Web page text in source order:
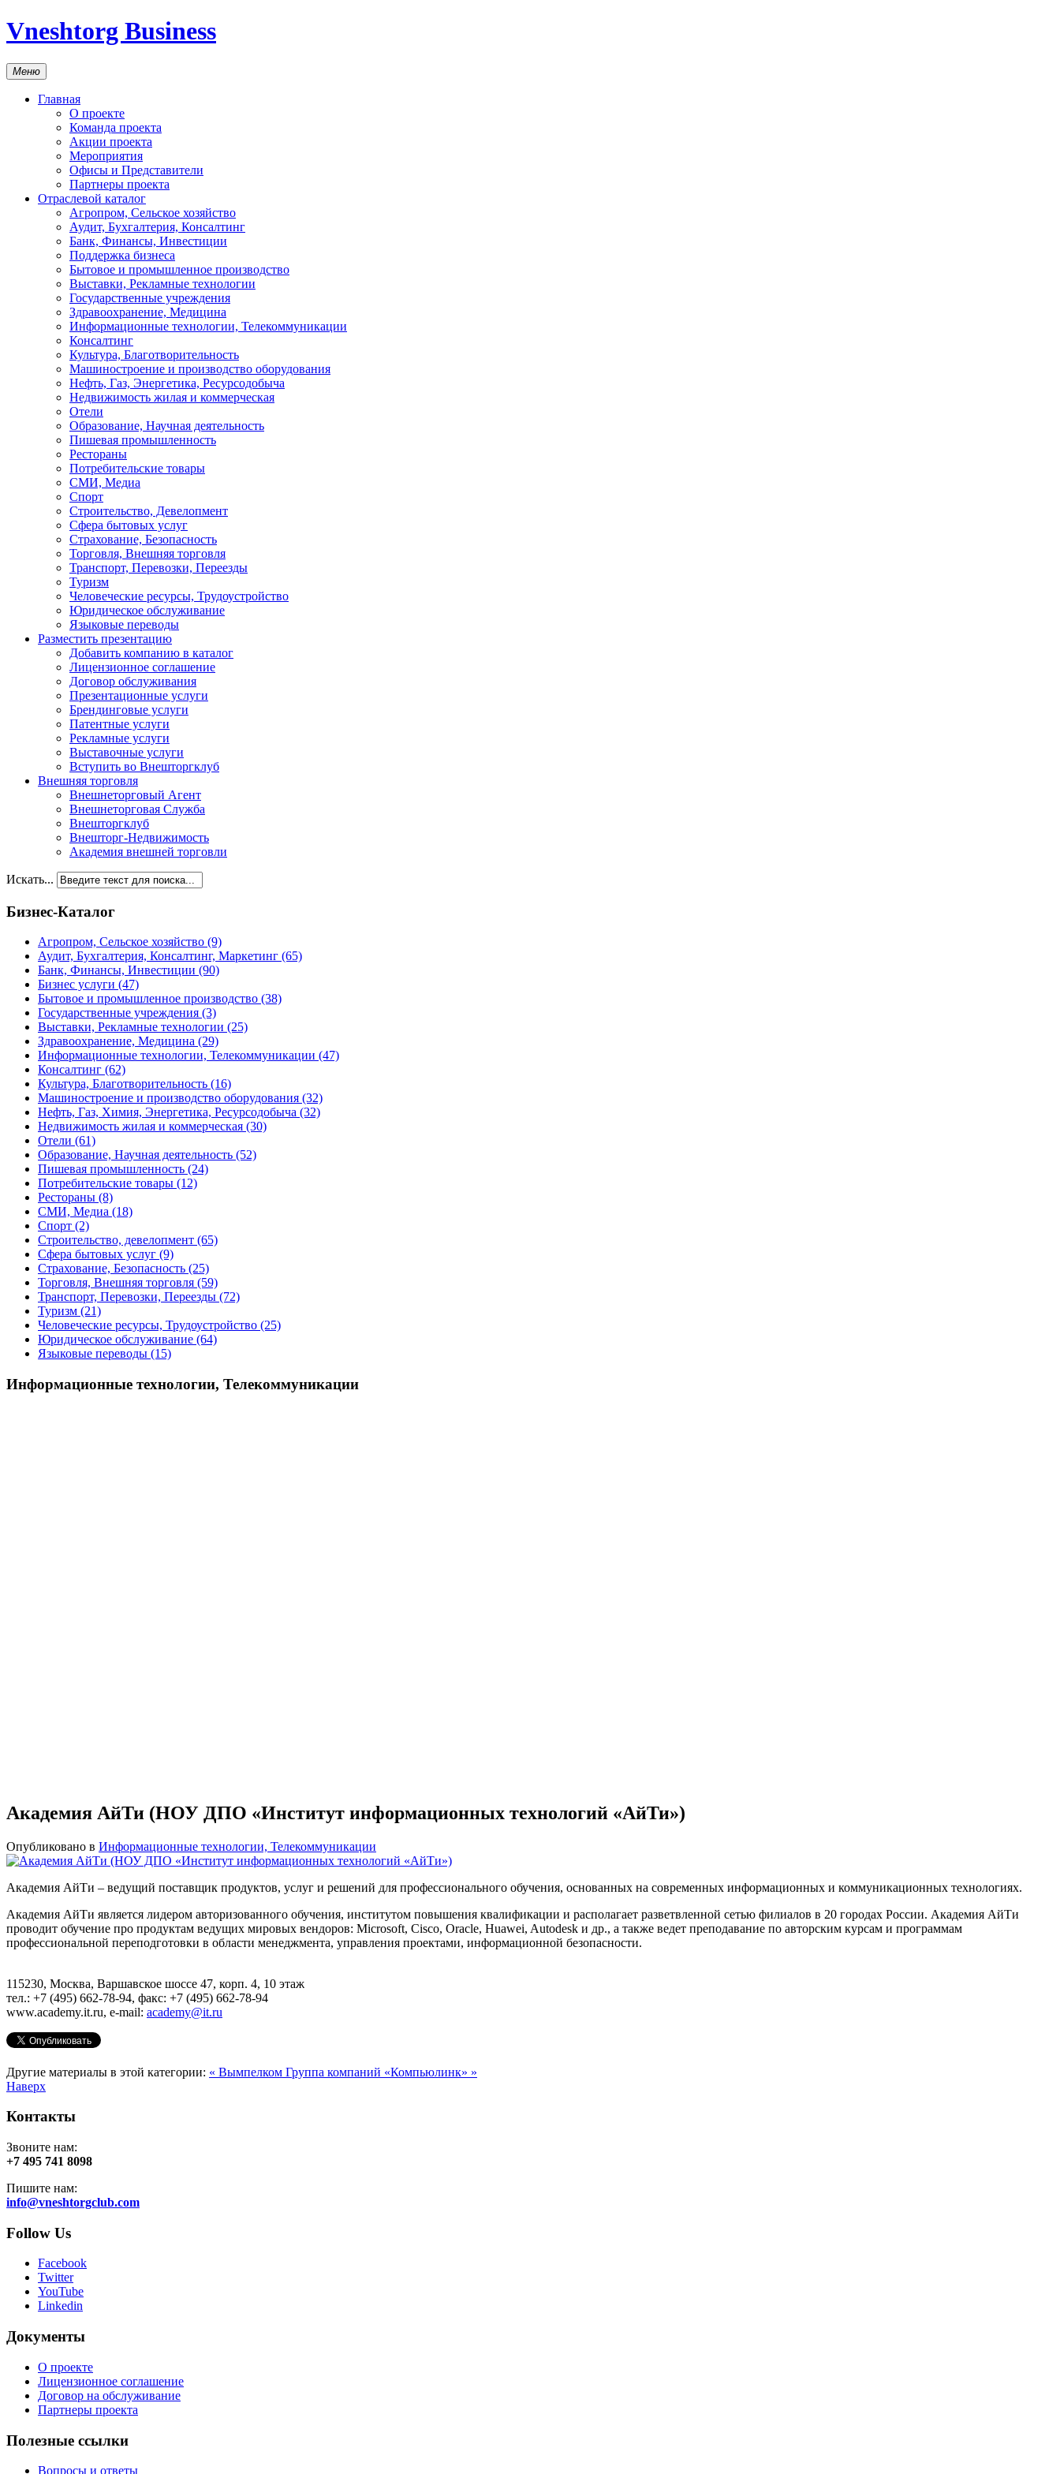
Vneshtorg Business
Меню
Главная
О проекте
Команда проекта
Акции проекта
Мероприятия
Офисы и Представители
Партнеры проекта
Отраслевой каталог
Агропром, Сельское хозяйство
Аудит, Бухгалтерия, Консалтинг
Банк, Финансы, Инвестиции
Поддержка бизнеса
Бытовое и промышленное производство
Выставки, Рекламные технологии
Государственные учреждения
Здравоохранение, Медицина
Информационные технологии, Телекоммуникации
Консалтинг
Культура, Благотворительность
Машиностроение и производство оборудования
Нефть, Газ, Энергетика, Ресурсодобыча
Недвижимость жилая и коммерческая
Отели
Образование, Научная деятельность
Пишевая промышленность
Рестораны
Потребительские товары
СМИ, Медиа
Спорт
Строительство, Девелопмент
Сфера бытовых услуг
Страхование, Безопасность
Торговля, Внешняя торговля
Транспорт, Перевозки, Переезды
Туризм
Человеческие ресурсы, Трудоустройство
Юридическое обслуживание
Языковые переводы
Разместить презентацию
Добавить компанию в каталог
Лицензионное соглашение
Договор обслуживания
Презентационные услуги
Брендинговые услуги
Патентные услуги
Рекламные услуги
Выставочные услуги
Вступить во Внешторгклуб
Внешняя торговля
Внешнеторговый Агент
Внешнеторговая Служба
Внешторгклуб
Внешторг-Недвижимость
Академия внешней торговли
Искать...
Бизнес-Каталог
Агропром, Сельское хозяйство (9)
Аудит, Бухгалтерия, Консалтинг, Маркетинг (65)
Банк, Финансы, Инвестиции (90)
Бизнес услуги (47)
Бытовое и промышленное производство (38)
Государственные учреждения (3)
Выставки, Рекламные технологии (25)
Здравоохранение, Медицина (29)
Информационные технологии, Телекоммуникации (47)
Консалтинг (62)
Культура, Благотворительность (16)
Машиностроение и производство оборудования (32)
Нефть, Газ, Химия, Энергетика, Ресурсодобыча (32)
Недвижимость жилая и коммерческая (30)
Отели (61)
Образование, Научная деятельность (52)
Пишевая промышленность (24)
Потребительские товары (12)
Рестораны (8)
СМИ, Медиа (18)
Спорт (2)
Строительство, девелопмент (65)
Сфера бытовых услуг (9)
Страхование, Безопасность (25)
Торговля, Внешняя торговля (59)
Транспорт, Перевозки, Переезды (72)
Туризм (21)
Человеческие ресурсы, Трудоустройство (25)
Юридическое обслуживание (64)
Языковые переводы (15)
Информационные технологии, Телекоммуникации
Академия АйТи (НОУ ДПО «Институт информационных технологий «АйТи»)
Опубликовано в Информационные технологии, Телекоммуникации
Академия АйТи – ведущий поставщик продуктов, услуг и решений для профессионального обучения, основанных на современных информационных и коммуникационных технологиях.
Академия АйТи является лидером авторизованного обучения, институтом повышения квалификации и располагает разветвленной сетью филиалов в 20 городах России. Академия АйТи
проводит обучение про продуктам ведущих мировых вендоров: Microsoft, Cisco, Oracle, Huawei, Autodesk и др., а также ведет преподавание по авторским курсам и программам
профессиональной переподготовки в области менеджмента, управления проектами, информационной безопасности.
115230, Москва, Варшавское шоссе 47, корп. 4, 10 этаж
тел.: +7 (495) 662-78-94, факс: +7 (495) 662-78-94
www.academy.it.ru, e-mail: academy@it.ru
Другие материалы в этой категории: « Вымпелком Группа компаний «Компьюлинк» »
Наверх
Контакты
Звоните нам:
+7 495 741 8098
Пишите нам:
info@vneshtorgclub.com
Follow Us
Facebook
Twitter
YouTube
Linkedin
Документы
О проекте
Лицензионное соглашение
Договор на обслуживание
Партнеры проекта
Полезные ссылки
Вопросы и ответы